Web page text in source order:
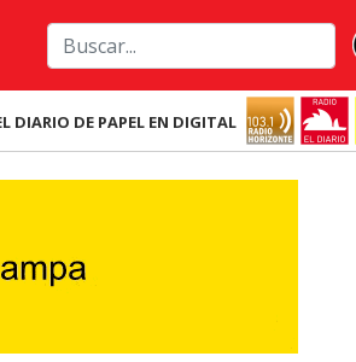
DIARIO DE PAPEL EN DIGITAL